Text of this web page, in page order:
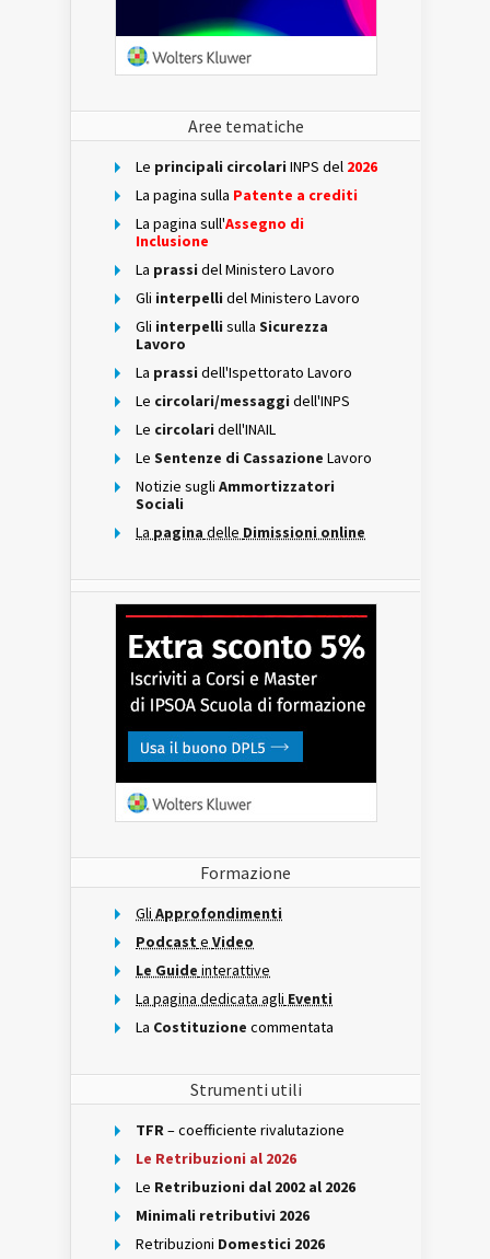
Aree tematiche
Le principali circolari INPS del 2026
La pagina sulla Patente a crediti
La pagina sull'Assegno di
Inclusione
La prassi del Ministero Lavoro
Gli interpelli del Ministero Lavoro
Gli interpelli sulla Sicurezza
Lavoro
La prassi dell'Ispettorato Lavoro
Le circolari/messaggi dell'INPS
Le circolari dell'INAIL
Le Sentenze di Cassazione Lavoro
Notizie sugli Ammortizzatori
Sociali
La pagina delle Dimissioni online
Formazione
Gli Approfondimenti
Podcast e Video
Le Guide interattive
La pagina dedicata agli Eventi
La Costituzione commentata
Strumenti utili
TFR– coefficiente rivalutazione
Le Retribuzioni al 2026
Le Retribuzioni dal 2002 al 2026
Minimali retributivi 2026
Retribuzioni Domestici 2026